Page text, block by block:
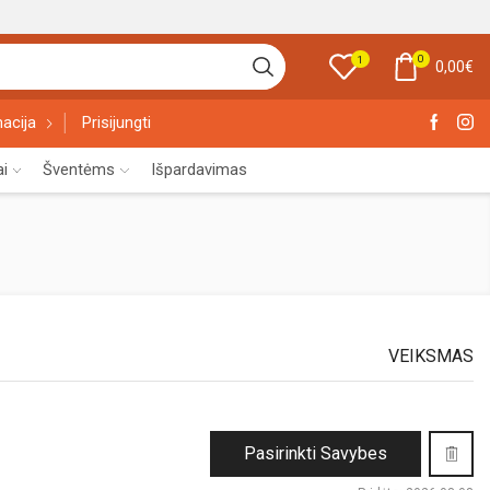
1 0 0,00€
Prisijungti
Šventėms Išpardavimas
VEIKSMAS
Pasirinkti Savybes
product